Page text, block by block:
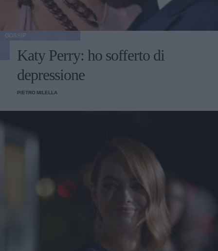
Katy Perry: ho sofferto di
depressione
PIETRO MILELLA